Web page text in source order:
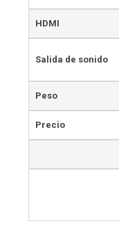
HDMI
Salida de sonido
Peso
Precio